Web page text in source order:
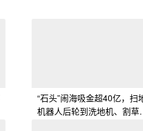
“石头”闹海吸金超40亿，扫
机器人后轮到洗地机、割草